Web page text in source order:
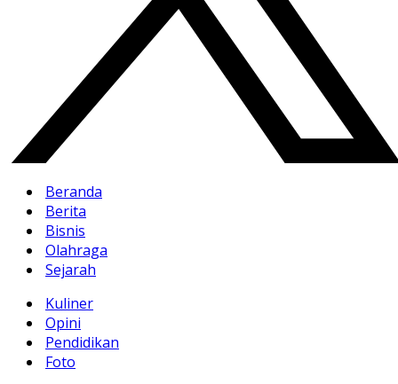
Beranda
Berita
Bisnis
Olahraga
Sejarah
Kuliner
Opini
Pendidikan
Foto